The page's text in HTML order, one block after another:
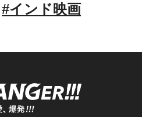
#インド映画